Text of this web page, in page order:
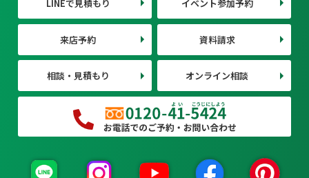
LINEで見積もり イベント参加予約
来店予約 資料請求
相談・見積もり オンライン相談